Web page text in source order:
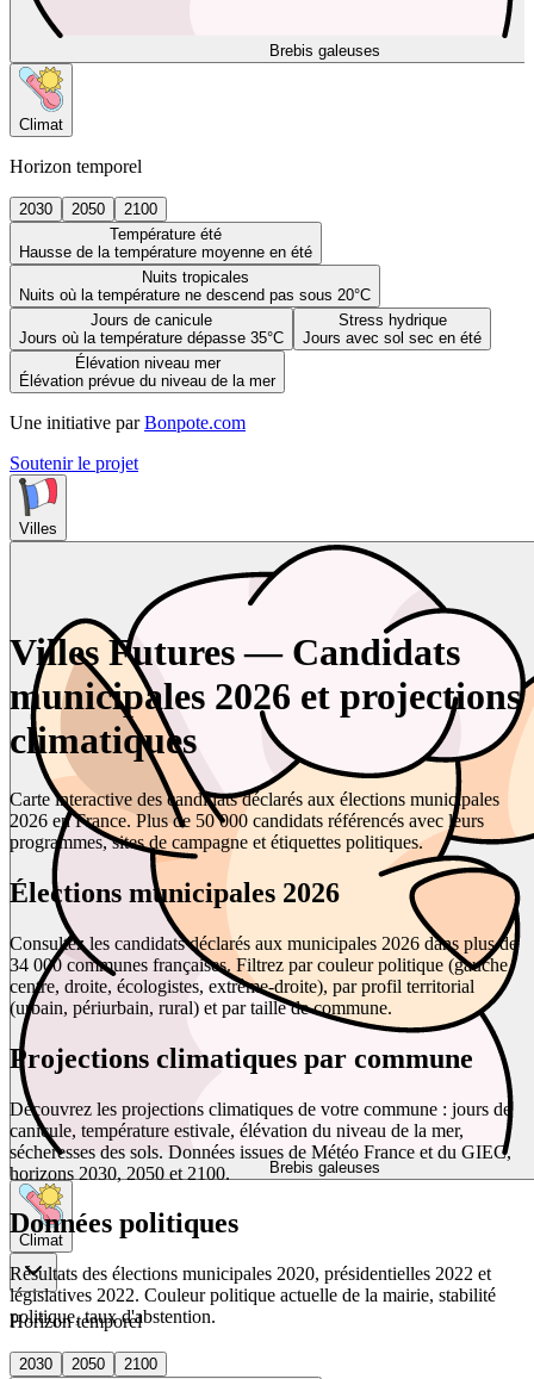
Brebis galeuses
Climat
Horizon temporel
2030 2050
2100
Température été
Hausse de la température moyenne en été
Nuits tropicales
Nuits où la température ne descend pas sous 20°C
Jours de canicule
Jours où la température dépasse 35°C
Stress hydrique
Jours avec sol sec en été
Élévation niveau mer
Élévation prévue du niveau de la mer
Une initiative par Bonpote.com
Soutenir le projet
Villes
Brebis galeuses
Climat
Horizon temporel
2030 2050
2100
Villes Futures — Candidats
municipales 2026 et projections
climatiques
Carte interactive des candidats déclarés aux élections municipales
2026 en France. Plus de 50 000 candidats référencés avec leurs
programmes, sites de campagne et étiquettes politiques.
Élections municipales 2026
Consultez les candidats déclarés aux municipales 2026 dans plus de
34 000 communes françaises. Filtrez par couleur politique (gauche,
centre, droite, écologistes, extrême-droite), par profil territorial
(urbain, périurbain, rural) et par taille de commune.
Projections climatiques par commune
Découvrez les projections climatiques de votre commune : jours de
canicule, température estivale, élévation du niveau de la mer,
sécheresses des sols. Données issues de Météo France et du GIEC,
horizons 2030, 2050 et 2100.
Données politiques
Résultats des élections municipales 2020, présidentielles 2022 et
législatives 2022. Couleur politique actuelle de la mairie, stabilité
politique, taux d'abstention.